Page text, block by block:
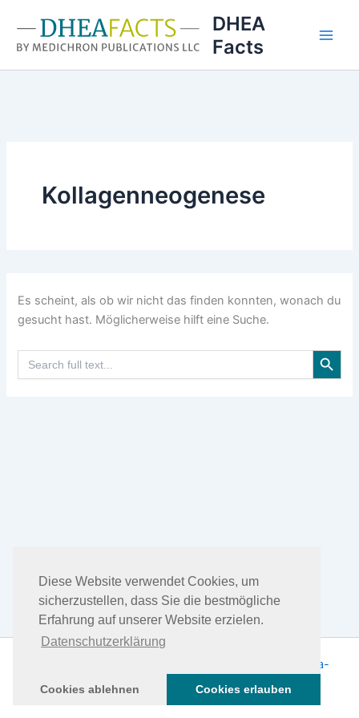
Diese Website verwendet Cookies, um
sicherzustellen, dass Sie die bestmögliche
Erfahrung auf unserer Website erzielen.
Datenschutzerklärung
Cookies ablehnen Cookies erlauben
Inhalt
springen
DHEA
Facts
Kollagenneogenese
Es scheint, als ob wir nicht das finden konnten, wonach du
gesucht hast. Möglicherweise hilft eine Suche.
Search
for:
Search Button
Astra-
WordPress-Theme